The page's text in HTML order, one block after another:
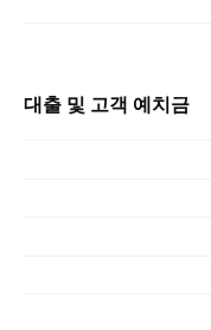
대출 및 고객 예치금